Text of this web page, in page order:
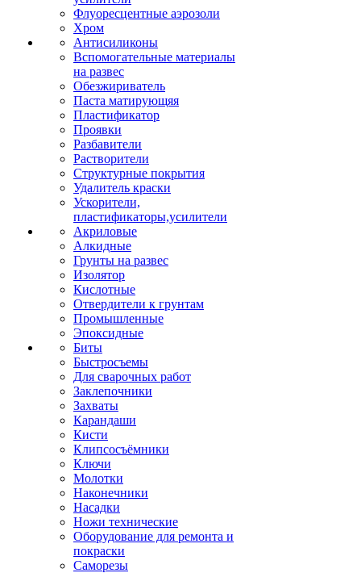
Флуоресцентные аэрозоли
Хром
Антисиликоны
Вспомогательные материалы
на развес
Обезжириватель
Паста матирующяя
Пластификатор
Проявки
Разбавители
Растворители
Структурные покрытия
Удалитель краски
Ускорители,
пластификаторы,усилители
Акриловые
Алкидные
Грунты на развес
Изолятор
Кислотные
Отвердители к грунтам
Промышленные
Эпоксидные
Биты
Быстросъемы
Для сварочных работ
Заклепочники
Захваты
Карандаши
Кисти
Клипсосъёмники
Ключи
Молотки
Наконечники
Насадки
Ножи технические
Оборудование для ремонта и
покраски
Саморезы